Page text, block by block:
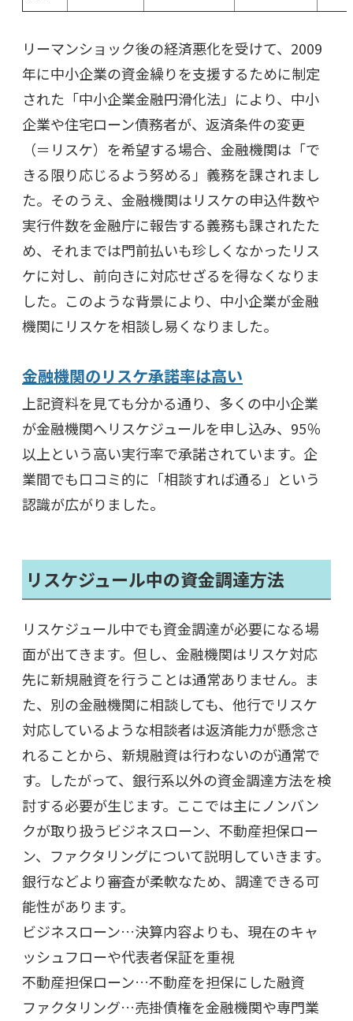
リーマンショック後の経済悪化を受けて、2009
年に中小企業の資金繰りを支援するために制定
された「中小企業金融円滑化法」により、中小
企業や住宅ローン債務者が、返済条件の変更
（＝リスケ）を希望する場合、金融機関は「で
きる限り応じるよう努める」義務を課されまし
た。そのうえ、金融機関はリスケの申込件数や
実行件数を金融庁に報告する義務も課されたた
め、それまでは門前払いも珍しくなかったリス
ケに対し、前向きに対応せざるを得なくなりま
した。このような背景により、中小企業が金融
機関にリスケを相談し易くなりました。
金融機関のリスケ承諾率は高い
上記資料を見ても分かる通り、多くの中小企業
が金融機関へリスケジュールを申し込み、95％
以上という高い実行率で承諾されています。企
業間でも口コミ的に「相談すれば通る」という
認識が広がりました。
リスケジュール中の資金調達方法
リスケジュール中でも資金調達が必要になる場
面が出てきます。但し、金融機関はリスケ対応
先に新規融資を行うことは通常ありません。ま
た、別の金融機関に相談しても、他行でリスケ
対応しているような相談者は返済能力が懸念さ
れることから、新規融資は行わないのが通常で
す。したがって、銀行系以外の資金調達方法を検
討する必要が生じます。ここでは主にノンバン
クが取り扱うビジネスローン、不動産担保ロー
ン、ファクタリングについて説明していきます。
銀行などより審査が柔軟なため、調達できる可
能性があります。
ビジネスローン…決算内容よりも、現在のキャ
ッシュフローや代表者保証を重視
不動産担保ローン…不動産を担保にした融資
ファクタリング…売掛債権を金融機関や専門業